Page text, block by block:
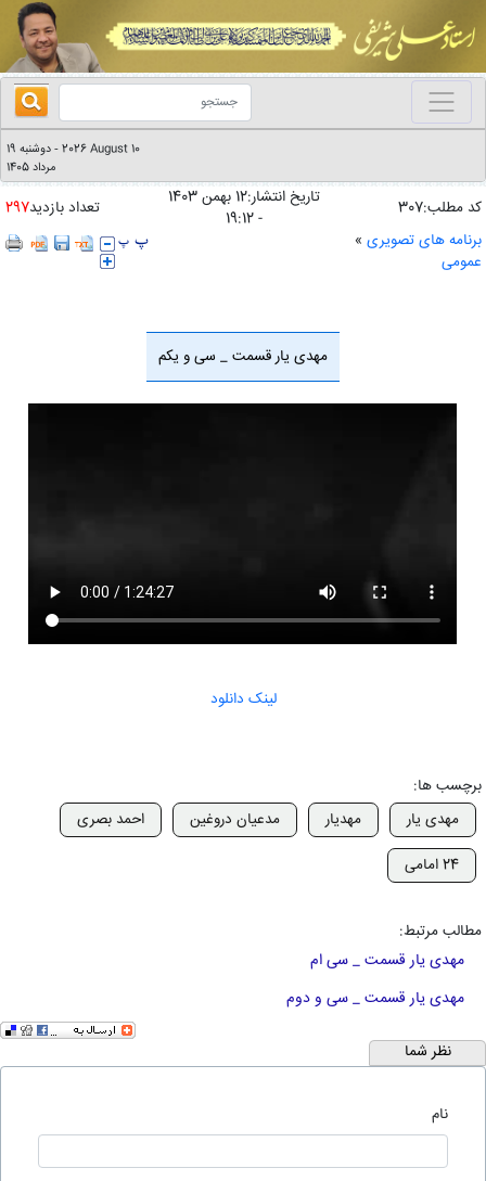
2026 August 10
-
دوشنبه 19
مرداد 1405
کد مطلب:307
تاریخ انتشار:12 بهمن 1403
- 19:12
تعداد بازدید297
برنامه های تصویری »
عمومی
مهدی یار قسمت _ سی و یکم
لینک دانلود
برچسب ها:
مهدی یار
مهدیار مدعیان دروغین
احمد بصری
24 امامی
مطالب مرتبط:
مهدی یار قسمت _ سی ام
مهدی یار قسمت _ سی و دوم
نظر شما
نام